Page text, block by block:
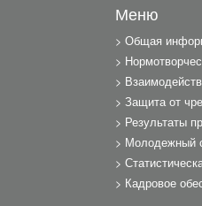
Меню
Общая
Защита от
Результаты
Молодежный
Кадровое